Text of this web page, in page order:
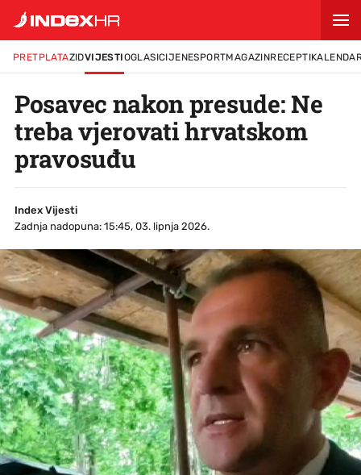
PRETPLATAZIDVIJESTIOGLASICIJENESPORTMAGAZINRECEPTI
Posavec nakon presude: Ne
treba vjerovati hrvatskom
pravosuđu
Index Vijesti
Zadnja nadopuna: 15:45, 03. lipnja 2026.